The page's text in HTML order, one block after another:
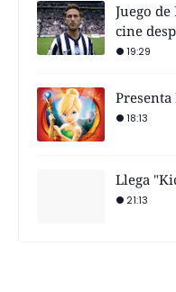
Juego
cine
19:29
18:13
Llega
21:13